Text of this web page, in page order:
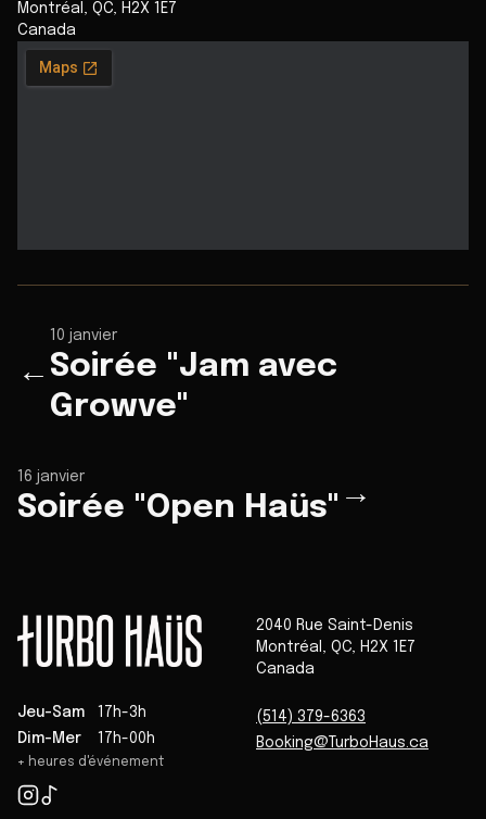
Montréal , QC, H2X 1E7
Canada
←
10 janvier
Soirée "Jam avec
Growve"
16 janvier
Soirée "Open Haüs" →
Jeu-Sam
17h-3h
Dim-Mer
17h-00h
+ heures d'événement
2040 Rue Saint-Denis
Montréal , QC, H2X 1E7
Canada
(514) 379-6363
Booking@TurboHaus.ca